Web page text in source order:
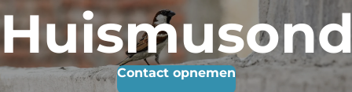
Contact opnemen